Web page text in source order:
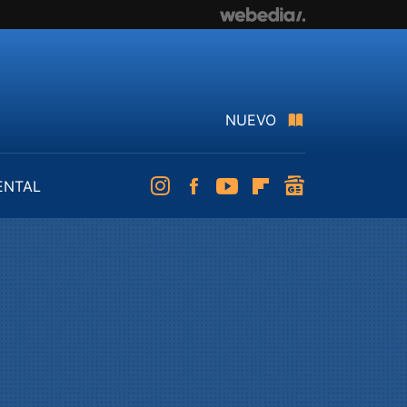
NUEVO
InstagramFacebookYoutubeFlipboard